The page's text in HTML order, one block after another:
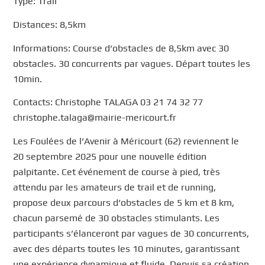
Distances: 8,5km
Informations: Course d’obstacles de 8,5km avec 30
obstacles. 30 concurrents par vagues. Départ toutes les
10min.
Contacts: Christophe TALAGA 03 21 74 32 77
christophe.talaga@mairie-mericourt.fr
Les Foulées de l’Avenir à Méricourt (62) reviennent le
20 septembre 2025 pour une nouvelle édition
palpitante. Cet événement de course à pied, très
attendu par les amateurs de trail et de running,
propose deux parcours d’obstacles de 5 km et 8 km,
chacun parsemé de 30 obstacles stimulants. Les
participants s’élanceront par vagues de 30 concurrents,
avec des départs toutes les 10 minutes, garantissant